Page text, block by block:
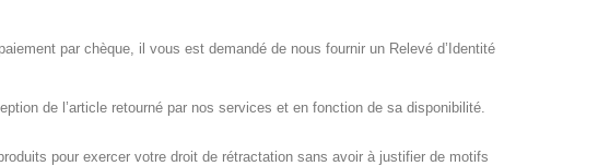
par chèque, il vous est demandé de nous fournir un Relevé d’Identité
de l’article retourné par nos services et en fonction de sa disponibilité.
pour exercer votre droit de rétractation sans avoir à justifier de motifs